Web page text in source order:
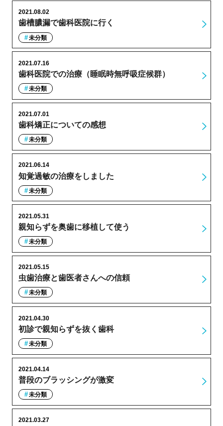
歯槽膿漏で歯科医院に行く
2021.08.02
未分類
歯科医院での治療（睡眠時無呼吸症候群）
2021.07.16
未分類
歯科矯正についての感想
2021.07.01
未分類
知覚過敏の治療をしました
2021.06.14
未分類
親知らずを奥歯に移植して使う
2021.05.31
未分類
虫歯治療と歯医者さんへの信頼
2021.05.15
未分類
初診で親知らずを抜く歯科
2021.04.30
未分類
普段のブラッシングが激変
2021.04.14
未分類
2021.03.27